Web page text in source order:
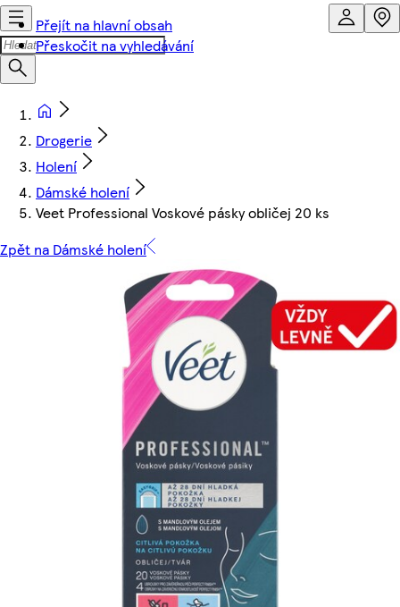
Přejít na hlavní obsah
Přeskočit na vyhledávání
Drogerie
Holení
Dámské holení
Veet Professional Voskové pásky obličej 20 ks
Zpět na Dámské holení